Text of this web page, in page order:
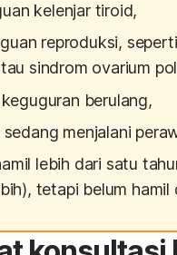
kelenjar tiroid,
reproduksi,
sindrom ovarium
berulang,
menjalani
lebih dari satu
tetapi belum